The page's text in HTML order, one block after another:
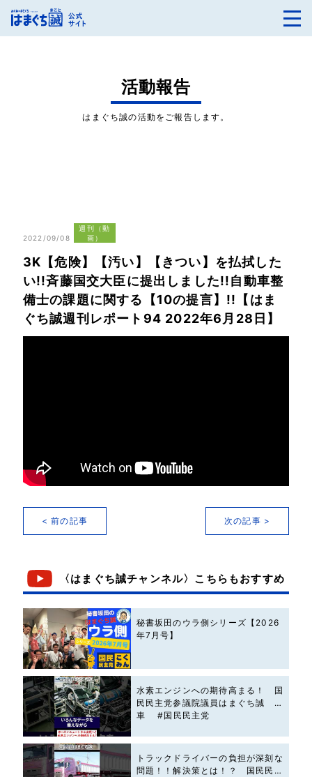
活動報告
はまぐち誠の活動をご報告します。
2022/09/08
週刊（動
画）
3K【危険】【汚い】【きつい】を払拭した
い!!斉藤国交大臣に提出しました!!自動車整
備士の課題に関する【10の提言】!!【はま
ぐち誠週刊レポート94 2022年6月28日】
< 前の記事 次の記事 >
〈はまぐち誠チャンネル〉こちらもおすすめ
秘書坂田のウラ側シリーズ【2026
年7月号】
水素エンジンへの期待高まる！ 国
民民主党参議院議員はまぐち誠 #
車 #国民民主党
トラックドライバーの負担が深刻な
問題！！解決策とは！？ 国民民主